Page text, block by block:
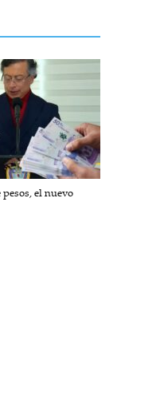
el nuevo